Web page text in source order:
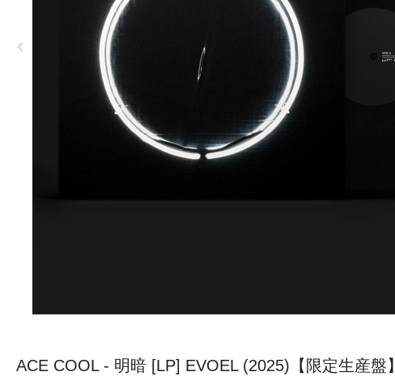
ACE COOL - 明暗 [LP] EVOEL (2025)【限定生産盤】